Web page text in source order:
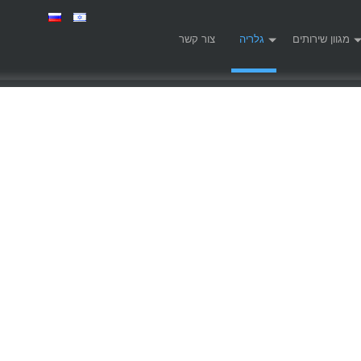
צור קשר גלריה מגוון שירותים